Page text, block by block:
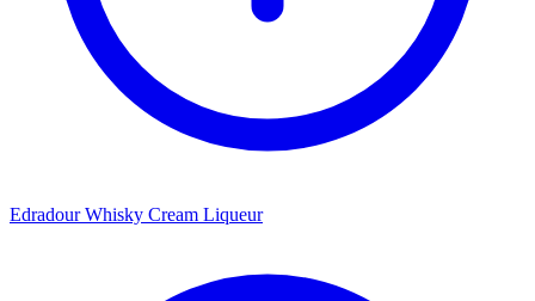
Edradour Whisky Cream Liqueur